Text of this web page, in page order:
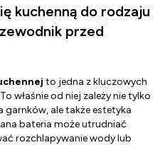
kuchenną do rodzaju
przed
to jedna z kluczowych
właśnie od niej zależy nie tylko
garnków, ale także estetyka
bateria może utrudniać
rozchlapywanie wody lub